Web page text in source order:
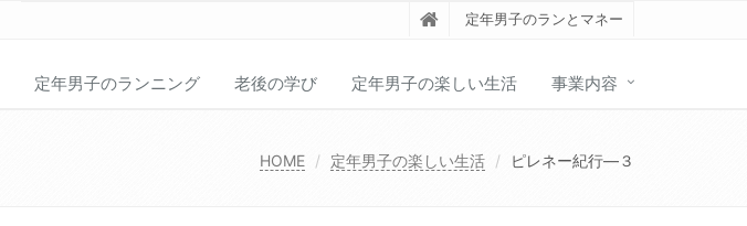
定年男子のランとマネー
定年男子のランニング 老後の学び 定年男子の楽しい生活 事業内容
HOME 定年男子の楽しい生活 ピレネー紀行―３